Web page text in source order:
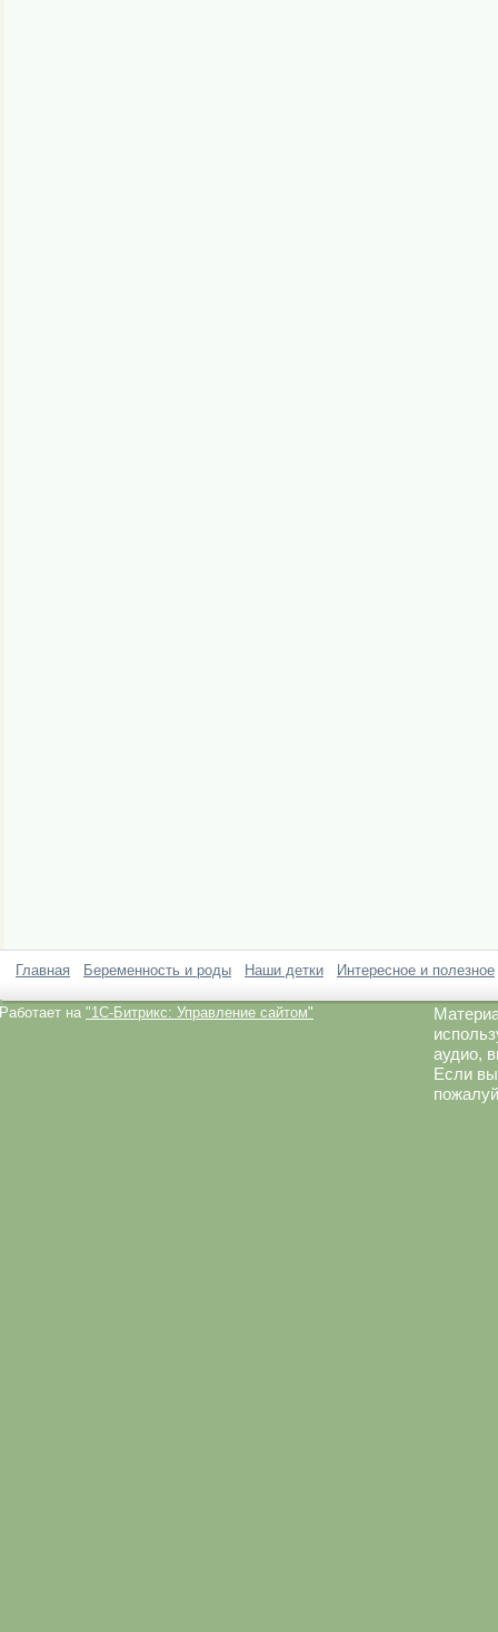
Главная Беременность и роды Наши детки Интересное и полезное
Работает на "1C-Битрикс: Управление сайтом"
аудио,
Если вы